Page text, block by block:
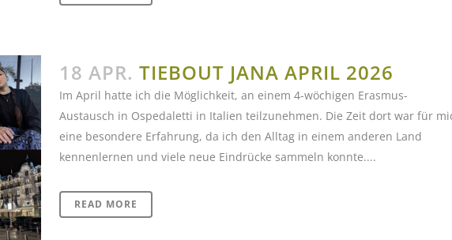
18 APR. TIEBOUT JANA APRIL 2026
Im April hatte ich die Möglichkeit, an einem 4-wöchigen Erasmus-
Austausch in Ospedaletti in Italien teilzunehmen. Die Zeit dort war für
eine besondere Erfahrung, da ich den Alltag in einem anderen Land
kennenlernen und viele neue Eindrücke sammeln konnte....
READ MORE